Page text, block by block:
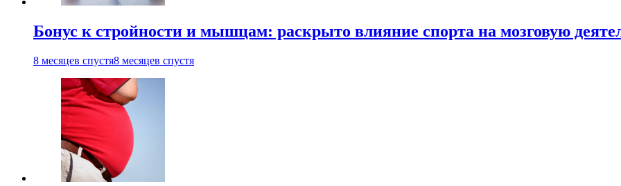
Бонус к стройности и мышцам: раскрыто влияние спорта на мозговую
8 месяцев спустя8 месяцев спустя